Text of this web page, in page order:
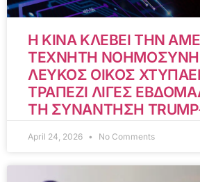
Η ΚΙΝΑ ΚΛΕΒΕΙ ΤΗΝ
ΤΕΧΝΗΤΗ ΝΟΗΜΟΣΥΝΗ
ΛΕΥΚΟΣ ΟΙΚΟΣ
ΤΡΑΠΕΖΙ ΛΙΓΕΣ
ΤΗ ΣΥΝΑΝΤΗΣΗ
April 24, 2026 No Comments